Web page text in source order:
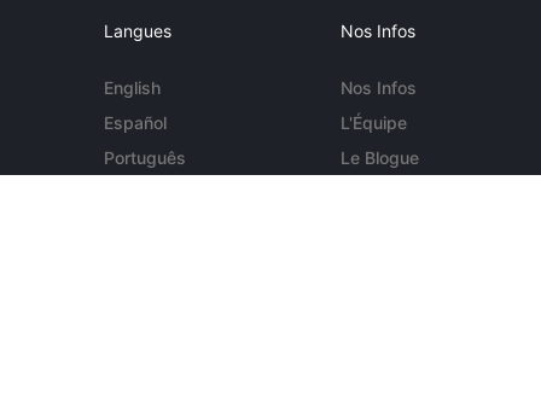
Langues
English
Español
Português
Nos Infos
Nos Infos
L'Équipe
Le Blogue